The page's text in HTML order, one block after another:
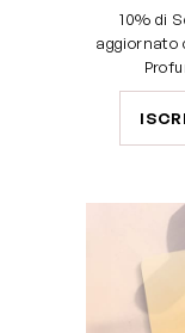
10% di
aggiornato